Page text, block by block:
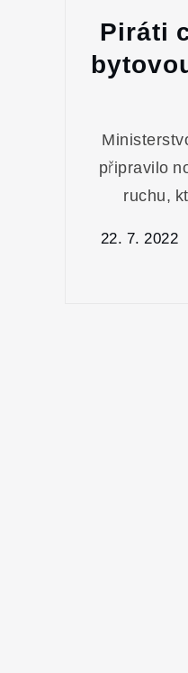
Piráti
připravilo
ruchu,
22. 7. 2022